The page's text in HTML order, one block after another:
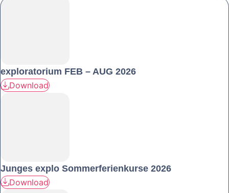
exploratorium FEB – AUG 2026
Download
Junges explo Sommerferienkurse 2026
Download